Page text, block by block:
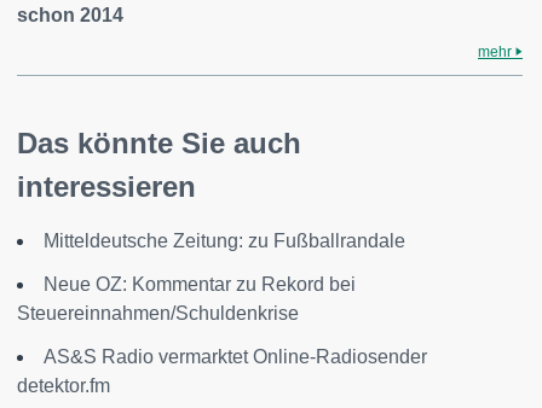
schon 2014
mehr
Das könnte Sie auch
interessieren
Mitteldeutsche Zeitung: zu Fußballrandale
Neue OZ: Kommentar zu Rekord bei
Steuereinnahmen/Schuldenkrise
AS&S Radio vermarktet Online-Radiosender
detektor.fm